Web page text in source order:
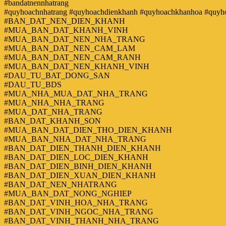
#bandatnennhatrang
#quyhoachnhatrang #quyhoachdienkhanh #quyhoachkhanhoa
#BAN_DAT_NEN_DIEN_KHANH
#MUA_BAN_DAT_KHANH_VINH
#MUA_BAN_DAT_NEN_NHA_TRANG
#MUA_BAN_DAT_NEN_CAM_LAM
#MUA_BAN_DAT_NEN_CAM_RANH
#MUA_BAN_DAT_NEN_KHANH_VINH
#DAU_TU_BAT_DONG_SAN
#DAU_TU_BDS
#MUA_NHA_MUA_DAT_NHA_TRANG
#MUA_NHA_NHA_TRANG
#MUA_DAT_NHA_TRANG
#BAN_DAT_KHANH_SON
#MUA_BAN_DAT_DIEN_THO_DIEN_KHANH
#MUA_BAN_NHA_DAT_NHA_TRANG
#BAN_DAT_DIEN_THANH_DIEN_KHANH
#BAN_DAT_DIEN_LOC_DIEN_KHANH
#BAN_DAT_DIEN_BINH_DIEN_KHANH
#BAN_DAT_DIEN_XUAN_DIEN_KHANH
#BAN_DAT_NEN_NHATRANG
#MUA_BAN_DAT_NONG_NGHIEP
#BAN_DAT_VINH_HOA_NHA_TRANG
#BAN_DAT_VINH_NGOC_NHA_TRANG
#BAN_DAT_VINH_THANH_NHA_TRANG